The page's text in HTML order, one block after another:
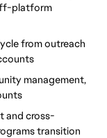
platform
from outreach
management,
and cross-
transition